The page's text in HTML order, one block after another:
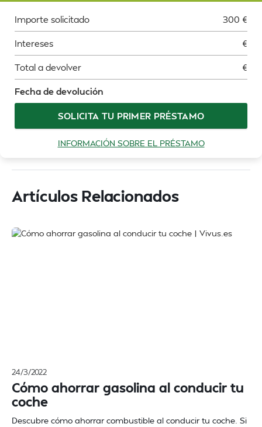
Importe solicitado 300 €
Intereses €
Total a devolver €
Fecha de devolución
SOLICITA TU PRIMER PRÉSTAMO
INFORMACIÓN SOBRE EL PRÉSTAMO
Artículos Relacionados
24/3/2022
Cómo ahorrar gasolina al conducir tu
coche
Descubre cómo ahorrar combustible al conducir tu coche. Si